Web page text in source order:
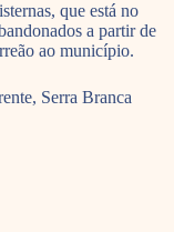
que está no
a partir de
ao município.
Serra Branca